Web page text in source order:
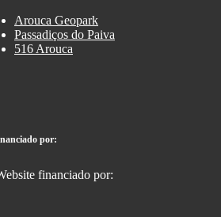
Arouca Geopark
Passadiços do Paiva
516 Arouca
por: